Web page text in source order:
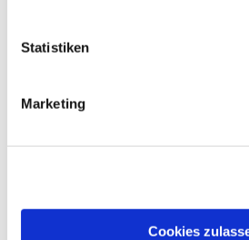
Statistiken
Marketing
Cookies
Dies könnte